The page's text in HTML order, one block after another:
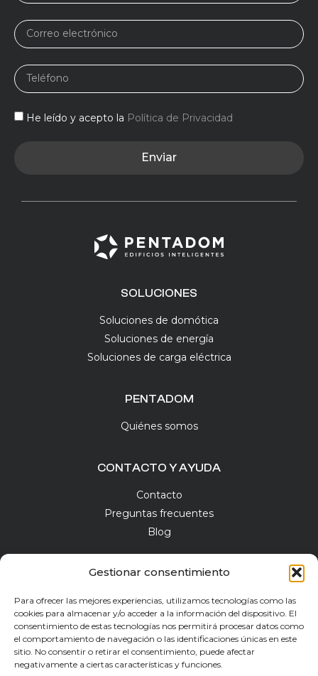
Gestionar consentimiento
Para ofrecer las mejores experiencias, utilizamos tecnologías como las
cookies para almacenar y/o acceder a la información del dispositivo. El
consentimiento de estas tecnologías nos permitirá procesar datos como
el comportamiento de navegación o las identificaciones únicas en este
sitio. No consentir o retirar el consentimiento, puede afectar
negativamente a ciertas características y funciones.
He leído y acepto la Política de Privacidad
Enviar
SOLUCIONES
Soluciones de domótica
Soluciones de energía
Soluciones de carga eléctrica
PENTADOM
Quiénes somos
CONTACTO Y AYUDA
Contacto
Preguntas frecuentes
Blog
NEWSLETTER
Política de Privacidad